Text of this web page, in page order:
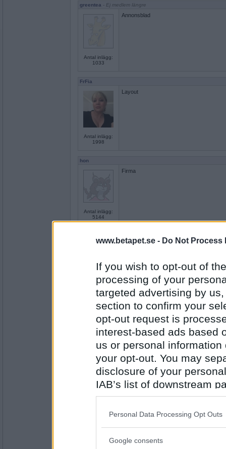
www.betapet.se - Do Not Process
If you wish to opt-out of
processing of your
targeted advertising by
section to confirm your
opt-out request is
interest-based ads based
us or personal
your opt-out. You may
disclosure of your
IAB’s list of downstream
also be disclosed by us
Downstream Participants
Please note that this
Personal Data Processing Opt Outs
Google consents
greentea - Ej medlem längre
Antal inlägg:
1033
Annonsblad
FrFia
Antal inlägg:
1998
Layout
hon
Antal inlägg:
5144
Firma
1033
Teckna
Antal inlägg:
3740
Anime